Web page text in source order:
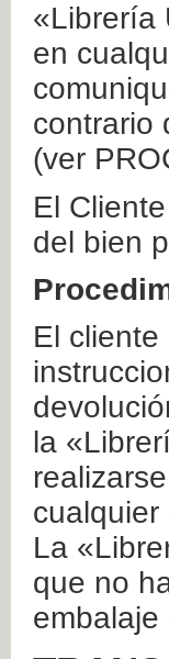
«Librería
en
contrario
(ver
El
del bien
El
la
La
que no
embalaje